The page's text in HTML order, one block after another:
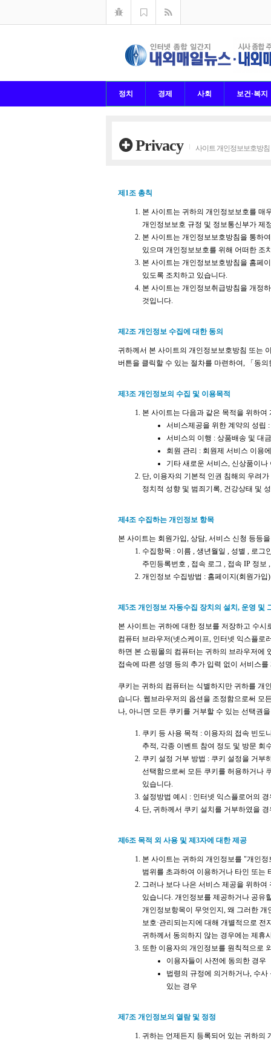
정치 경제 사회 보건·복지
Privacy 사이트 개인정보보호방침
제1조 총칙
본 사이트는 귀하의 개인정보보호를 매
개인정보보호 규정 및 정보통신부가 제
본 사이트는 개인정보보호방침을 통하
있으며 개인정보보호를 위해 어떠한 조
본 사이트는 개인정보보호방침을 홈페
있도록 조치하고 있습니다.
본 사이트는 개인정보취급방침을 개정
것입니다.
제2조 개인정보 수집에 대한 동의
귀하께서 본 사이트의 개인정보보호방침 또는
버튼을 클릭할 수 있는 절차를 마련하여, 「동
제3조 개인정보의 수집 및 이용목적
본 사이트는 다음과 같은 목적을 위하
서비스제공을 위한 계약의 성립
서비스의 이행 : 상품배송 및 대
회원 관리 : 회원제 서비스 이용
기타 새로운 서비스, 신상품이나
단, 이용자의 기본적 인권 침해의 우려
정치적 성향 및 범죄기록, 건강상태 및
제4조 수집하는 개인정보 항목
본 사이트는 회원가입, 상담, 서비스 신청 등등
수집항목 : 이름 , 생년월일 , 성별 , 로그
주민등록번호 , 접속 로그 , 접속 IP 정보
개인정보 수집방법 : 홈페이지(회원가입)
제5조 개인정보 자동수집 장치의 설치, 운영 및
본 사이트는 귀하에 대한 정보를 저장하고 수시
컴퓨터 브라우저(넷스케이프, 인터넷 익스플로
하면 본 쇼핑몰의 컴퓨터는 귀하의 브라우저에
접속에 따른 성명 등의 추가 입력 없이 서비스
쿠키는 귀하의 컴퓨터는 식별하지만 귀하를 개
습니다. 웹브라우저의 옵션을 조정함으로써 모
나, 아니면 모든 쿠키를 거부할 수 있는 선택권
쿠키 등 사용 목적 : 이용자의 접속 빈도
추적, 각종 이벤트 참여 정도 및 방문 회
쿠키 설정 거부 방법 : 쿠키 설정을 거부
선택함으로써 모든 쿠키를 허용하거나
있습니다.
설정방법 예시 : 인터넷 익스플로어의
단, 귀하께서 쿠키 설치를 거부하였을
제6조 목적 외 사용 및 제3자에 대한 제공
본 사이트는 귀하의 개인정보를 "개인
범위를 초과하여 이용하거나 타인 또는
그러나 보다 나은 서비스 제공을 위하
있습니다. 개인정보를 제공하거나 공유
개인정보항목이 무엇인지, 왜 그러한
보호·관리되는지에 대해 개별적으로
귀하께서 동의하지 않는 경우에는 제휴
또한 이용자의 개인정보를 원칙적으로
이용자들이 사전에 동의한 경우
법령의 규정에 의거하거나, 수
있는 경우
제7조 개인정보의 열람 및 정정
귀하는 언제든지 등록되어 있는 귀하의